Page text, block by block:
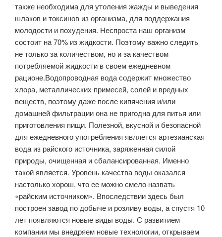
также необходима для утоления жажды и выведения
шлаков и токсинов из организма, для поддержания
молодости и похудения. Неспроста наш организм
состоит на 70% из жидкости. Поэтому важно следить
не только за количеством, но и за качеством
потребляемой жидкости в своем ежедневном
рационе.Водопроводная вода содержит множество
хлора, металлических примесей, солей и вредных
веществ, поэтому даже после кипячения и/или
домашней фильтрации она не пригодна для питья или
приготовления пищи. Полезной, вкусной и безопасной
для ежедневного употребления является артезианская
вода из райского источника, заряженная силой
природы, очищенная и сбалансированная. Именно
такой является. Уровень качества воды оказался
настолько хорош, что ее можно смело назвать
«райским источником». Впоследствии здесь был
построен завод по добыче и розливу воды, а спустя 10
лет появляются новые виды воды. С развитием
компании мы внедряем новые технологии, открываем